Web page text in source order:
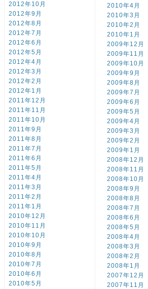
2012年10月
2012年9月
2012年8月
2012年7月
2012年6月
2012年5月
2012年4月
2012年3月
2012年2月
2012年1月
2011年12月
2011年11月
2011年10月
2011年9月
2011年8月
2011年7月
2011年6月
2011年5月
2011年4月
2011年3月
2011年2月
2011年1月
2010年12月
2010年11月
2010年10月
2010年9月
2010年8月
2010年7月
2010年6月
2010年5月
2010年4月
2010年3月
2010年2月
2010年1月
2009年12月
2009年11月
2009年10月
2009年9月
2009年8月
2009年7月
2009年6月
2009年5月
2009年4月
2009年3月
2009年2月
2009年1月
2008年12月
2008年11月
2008年10月
2008年9月
2008年8月
2008年7月
2008年6月
2008年5月
2008年4月
2008年3月
2008年2月
2008年1月
2007年12月
2007年11月